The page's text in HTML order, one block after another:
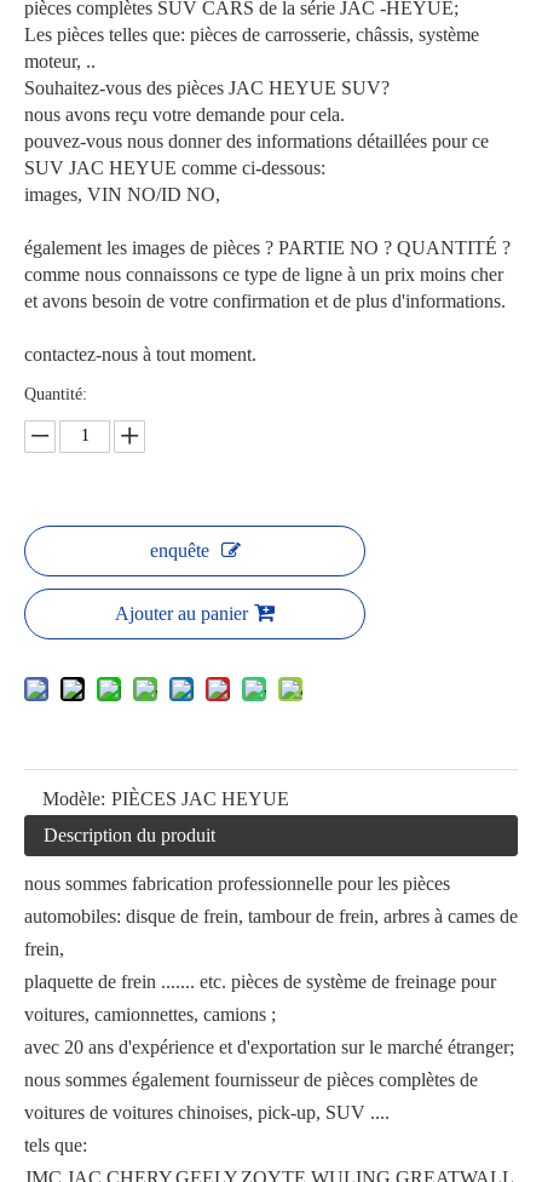
pièces complètes SUV CARS de la série JAC -HEYUE;
Les pièces telles que: pièces de carrosserie, châssis, système
moteur, ..
Souhaitez-vous des pièces JAC HEYUE SUV?
nous avons reçu votre demande pour cela.
pouvez-vous nous donner des informations détaillées pour ce
SUV JAC HEYUE comme ci-dessous:
images, VIN NO/ID NO,
également les images de pièces ? PARTIE NO ? QUANTITÉ ?
comme nous connaissons ce type de ligne à un prix moins cher
et avons besoin de votre confirmation et de plus d'informations.
contactez-nous à tout moment.
Quantité:
enquête
Ajouter au panier
Modèle: PIÈCES JAC HEYUE
Description du produit
nous sommes fabrication professionnelle pour les pièces
automobiles: disque de frein, tambour de frein, arbres à cames de
frein,
plaquette de frein ....... etc. pièces de système de freinage pour
voitures, camionnettes, camions ;
avec 20 ans d'expérience et d'exportation sur le marché étranger;
nous sommes également fournisseur de pièces complètes de
voitures de voitures chinoises, pick-up, SUV ....
tels que:
JMC.JAC,CHERY,GEELY,ZOYTE,WULING,GREATWALL